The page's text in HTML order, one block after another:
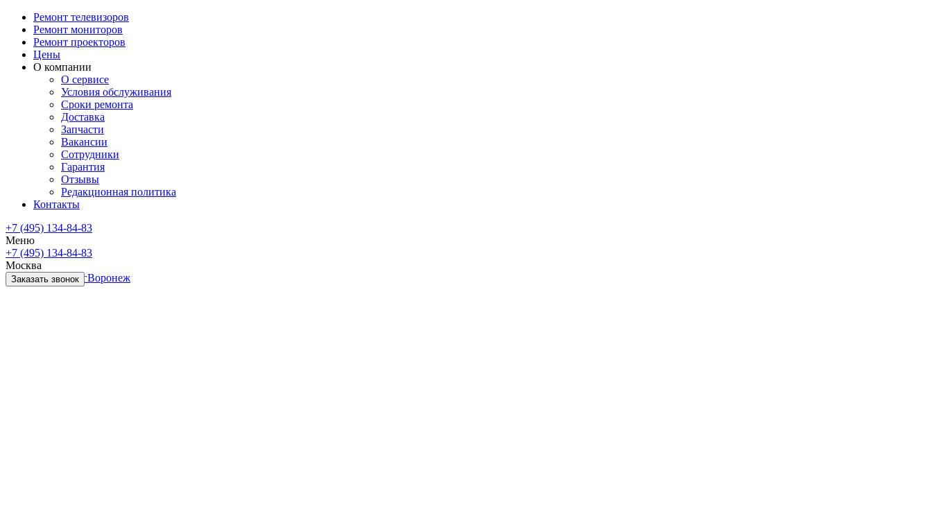
Ремонт телевизоров
Ремонт мониторов
Ремонт проекторов
Цены
О компании
О сервисе
Условия обслуживания
Сроки ремонта
Доставка
Запчасти
Вакансии
Сотрудники
Гарантия
Отзывы
Редакционная политика
Контакты
+7 (495) 134-84-83
Меню
+7 (495) 134-84-83
Москва
Санкт-ПетербургВоронеж
Заказать звонок